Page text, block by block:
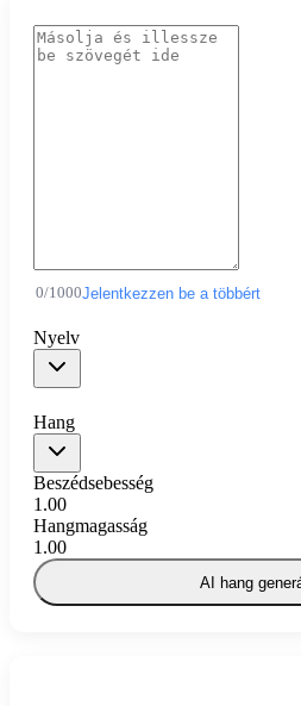
0/1000Jelentkezzen be a többért
Nyelv
Hang
Beszédsebesség
1.00
Hangmagasság
1.00
AI hang